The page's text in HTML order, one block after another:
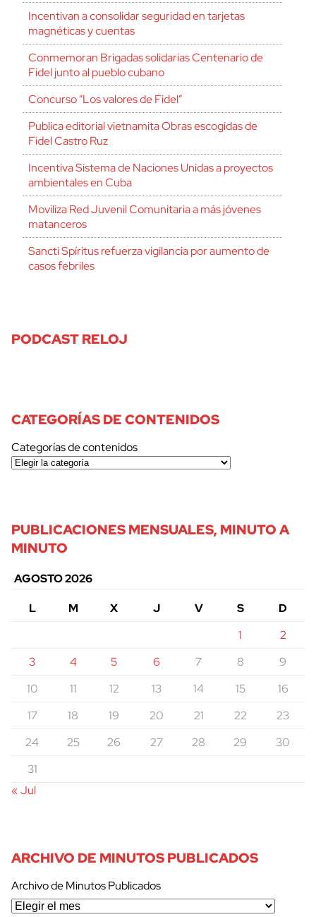
Incentivan a consolidar seguridad en tarjetas
magnéticas y cuentas
Conmemoran Brigadas solidarias Centenario de
Fidel junto al pueblo cubano
Concurso “Los valores de Fidel”
Publica editorial vietnamita Obras escogidas de
Fidel Castro Ruz
Incentiva Sistema de Naciones Unidas a proyectos
ambientales en Cuba
Moviliza Red Juvenil Comunitaria a más jóvenes
matanceros
Sancti Spíritus refuerza vigilancia por aumento de
casos febriles
PODCAST RELOJ
CATEGORÍAS DE CONTENIDOS
Categorías de contenidos
PUBLICACIONES MENSUALES, MINUTO A
MINUTO
AGOSTO 2026
L
M X J V S
D
1
2
3
4 5 6 7 8
9
10
11 12 13 14 15
16
17
18 19 20 21 22
23
24
25 26 27 28 29
30
31
« Jul
ARCHIVO DE MINUTOS PUBLICADOS
Archivo de Minutos Publicados